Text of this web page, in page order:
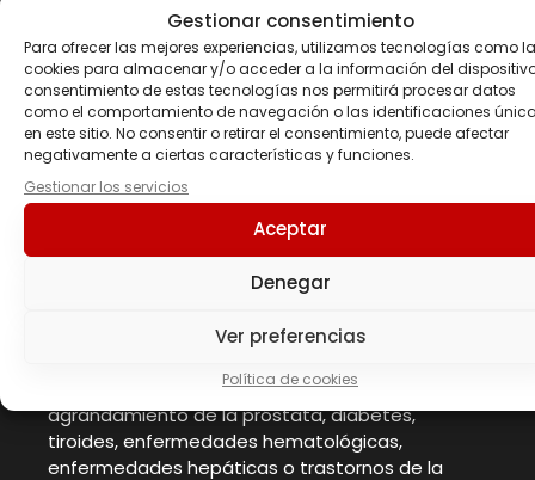
Gestionar consentimiento
Para ofrecer las mejores experiencias, utilizamos tecnologías como
cookies para almacenar y/o acceder a la información del
consentimiento de estas tecnologías nos permitirá procesar datos
como el comportamiento de navegación o las identificaciones
en este sitio. No consentir o retirar el consentimiento, puede afectar
negativamente a ciertas características y funciones.
Gestionar los servicios
Aceptar
Denegar
Ver preferencias
Política de cookies
Dosis recomendada:
2 cápsulas
Instrucciones de uso:Tomar 2 Licaps® al día
aproximadamente 30-60 minutos antes de la
actividad física.
Advertencias
Limitar el uso de medicamentos, comidas o
bebidas que contengan cafeína durante el uso
de este producto. La ingesta de demasiada
cafeína puede causar nerviosismo, irritabilidad,
este producto si se es alérgico a la aspirina, si es
convulsiones, úlcera, dificultad al orinar,
agrandamiento de la próstata, diabetes,
tiroides, enfermedades hematológicas,
enfermedades hepáticas o trastornos de la